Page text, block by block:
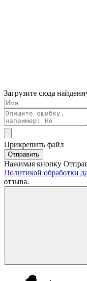
Загрузите сюда
Прикрепить файл
Отправить
Нажимая кнопку
Политикой обработки
отзыва.